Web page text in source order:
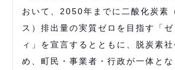
おいて、2050年までに二酸化炭素
ス）排出量の実質ゼロを目指す「
ィ」を宣言するとともに、脱炭素
め、町民・事業者・行政が一体と